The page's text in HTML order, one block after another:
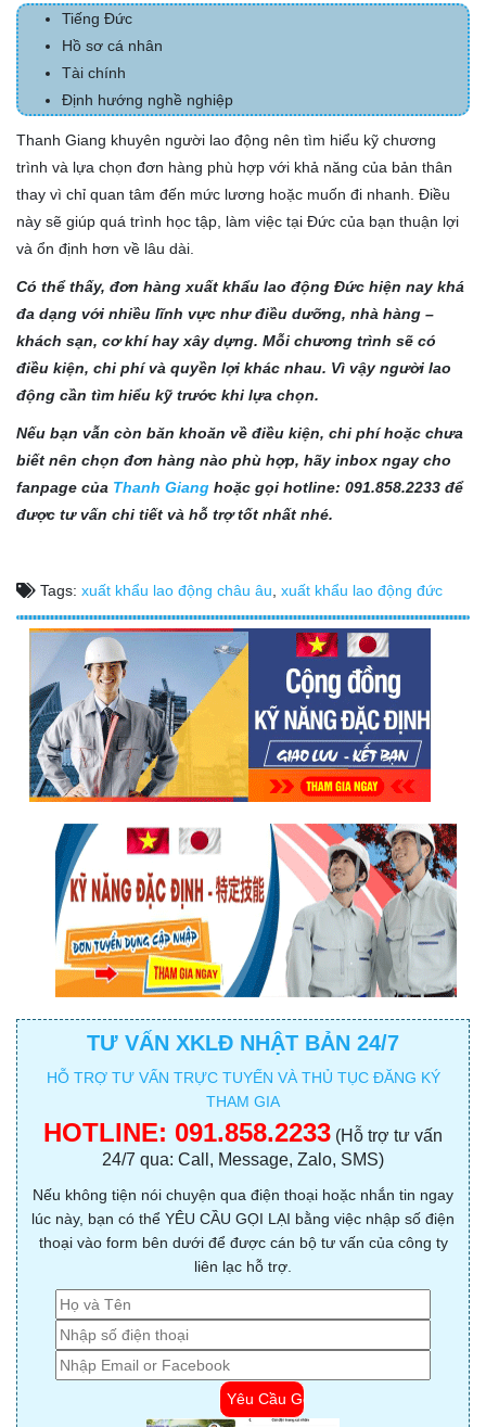
Tiếng Đức
Hồ sơ cá nhân
Tài chính
Định hướng nghề nghiệp
Thanh Giang khuyên người lao động nên tìm hiểu kỹ chương
trình và lựa chọn đơn hàng phù hợp với khả năng của bản thân
thay vì chỉ quan tâm đến mức lương hoặc muốn đi nhanh. Điều
này sẽ giúp quá trình học tập, làm việc tại Đức của bạn thuận lợi
và ổn định hơn về lâu dài.
Có thể thấy, đơn hàng xuất khẩu lao động Đức hiện nay khá
đa dạng với nhiều lĩnh vực như điều dưỡng, nhà hàng –
khách sạn, cơ khí hay xây dựng. Mỗi chương trình sẽ có
điều kiện, chi phí và quyền lợi khác nhau. Vì vậy người lao
động cần tìm hiểu kỹ trước khi lựa chọn.
Nếu bạn vẫn còn băn khoăn về điều kiện, chi phí hoặc chưa
biết nên chọn đơn hàng nào phù hợp, hãy inbox ngay cho
fanpage của Thanh Giang hoặc gọi hotline: 091.858.2233 để
được tư vấn chi tiết và hỗ trợ tốt nhất nhé.
Tags: xuất khẩu lao động châu âu xuất khẩu lao động đức
TƯ VẤN XKLĐ NHẬT BẢN 24/7
HỖ TRỢ TƯ VẤN TRỰC TUYẾN VÀ THỦ TỤC ĐĂNG KÝ
THAM GIA
HOTLINE: 091.858.2233 (Hỗ trợ tư vấn
24/7 qua: Call, Message, Zalo, SMS)
Nếu không tiện nói chuyện qua điện thoại hoặc nhắn tin ngay
lúc này, bạn có thể YÊU CẦU GỌI LẠI bằng việc nhập số điện
thoại vào form bên dưới để được cán bộ tư vấn của công ty
liên lạc hỗ trợ.